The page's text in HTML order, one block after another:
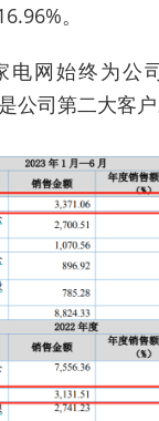
。
电网始终为公
公司第二大客户